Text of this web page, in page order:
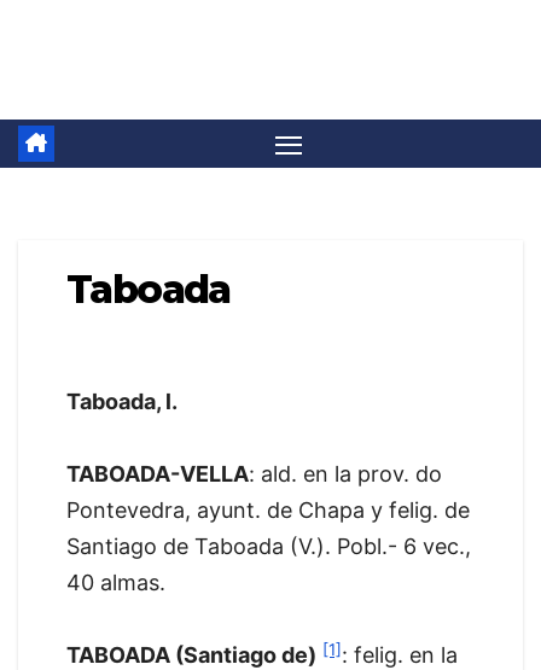
Taboada
Taboada, l.
TABOADA-VELLA: ald. en la prov. do
Pontevedra, ayunt. de Chapa y felig. de
Santiago de Taboada (V.). Pobl.- 6 vec.,
40 almas.
TABOADA (Santiago de) [1]: felig. en la